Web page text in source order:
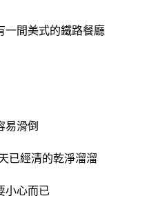
一間美式的鐵路餐廳
易滑倒
已經清的乾淨溜溜
小心而已